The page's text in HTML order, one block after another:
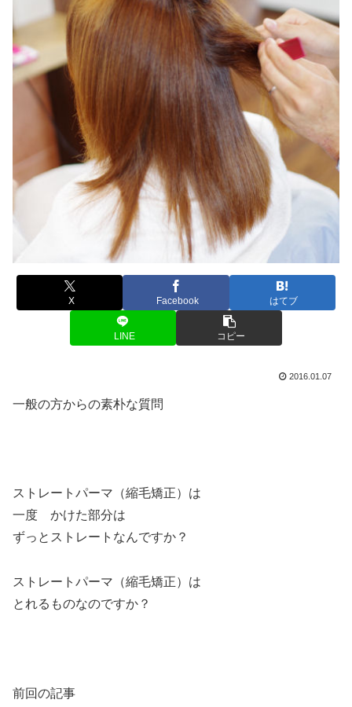
X Facebook はてブ
LINE コピー
2016.01.07
一般の方からの素朴な質問
ストレートパーマ（縮毛矯正）は
一度 かけた部分は
ずっとストレートなんですか？
ストレートパーマ（縮毛矯正）は
とれるものなのですか？
前回の記事